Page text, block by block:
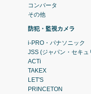
コンバータ
その他
防犯・監視カメラ
i-PRO・パナソニック
JSS (ジャパン・セキュ
ACTi
TAKEX
LET'S
PRINCETON